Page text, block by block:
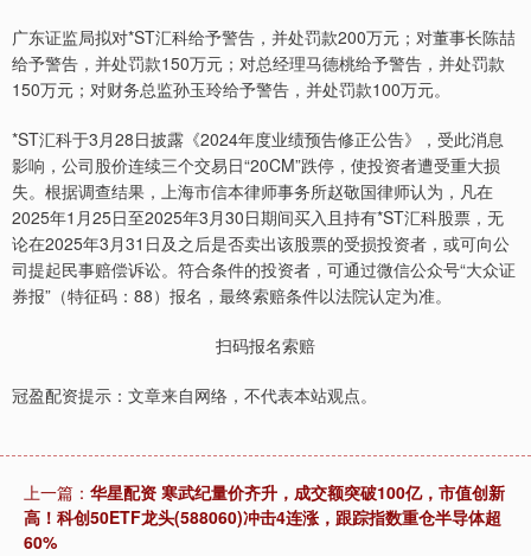
广东证监局拟对*ST汇科给予警告，并处罚款200万元；对董事长陈喆
给予警告，并处罚款150万元；对总经理马德桃给予警告，并处罚款
150万元；对财务总监孙玉玲给予警告，并处罚款100万元。
*ST汇科于3月28日披露《2024年度业绩预告修正公告》，受此消息
影响，公司股价连续三个交易日“20CM”跌停，使投资者遭受重大损
失。根据调查结果，上海市信本律师事务所赵敬国律师认为，凡在
2025年1月25日至2025年3月30日期间买入且持有*ST汇科股票，无
论在2025年3月31日及之后是否卖出该股票的受损投资者，或可向公
司提起民事赔偿诉讼。符合条件的投资者，可通过微信公众号“大众证
券报”（特征码：88）报名，最终索赔条件以法院认定为准。
扫码报名索赔
冠盈配资提示：文章来自网络，不代表本站观点。
上一篇： 华星配资 寒武纪量价齐升，成交额突破100亿，市值创新
高！科创50ETF龙头(588060)冲击4连涨，跟踪指数重仓半导体超
60%